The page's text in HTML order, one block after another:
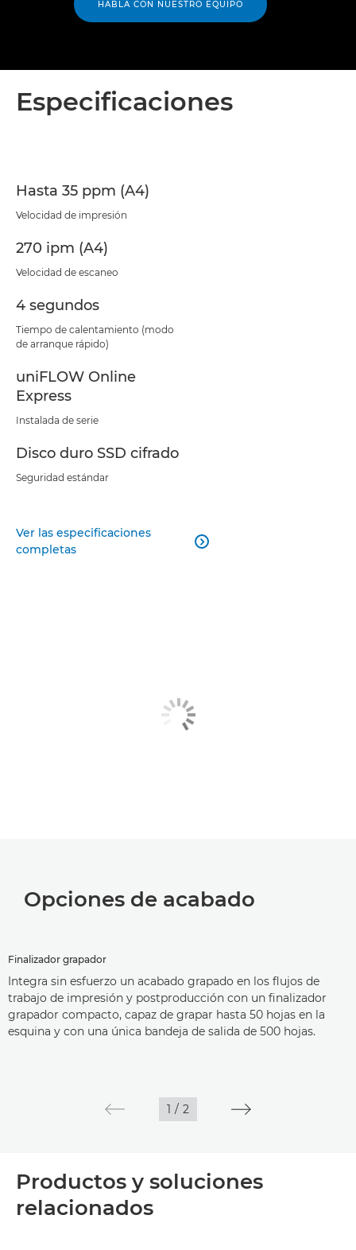
HABLA CON NUESTRO EQUIPO
Especificaciones
Hasta 35 ppm (A4)
Velocidad de impresión
270 ipm (A4)
Velocidad de escaneo
4 segundos
Tiempo de calentamiento (modo
de arranque rápido)
uniFLOW Online
Express
Instalada de serie
Disco duro SSD cifrado
Seguridad estándar
Ver las especificaciones
completas

Opciones de acabado
Finalizador grapador
Integra sin esfuerzo un acabado grapado en los flujos de
trabajo de impresión y postproducción con un finalizador
grapador compacto, capaz de grapar hasta 50 hojas en la
esquina y con una única bandeja de salida de 500 hojas.
1 / 2
Productos y soluciones
relacionados